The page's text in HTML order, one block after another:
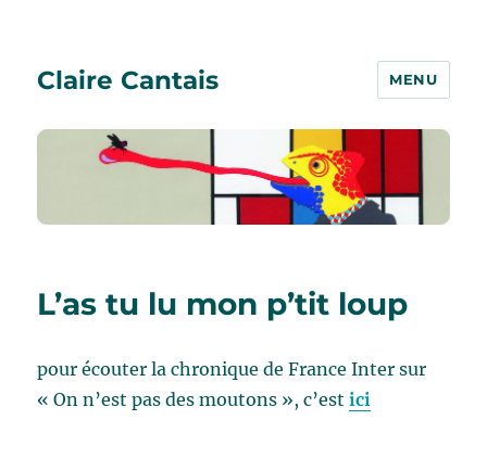
Claire Cantais MENU
L’as tu lu mon p’tit loup
pour écouter la chronique de France Inter sur
« On n’est pas des moutons », c’estici